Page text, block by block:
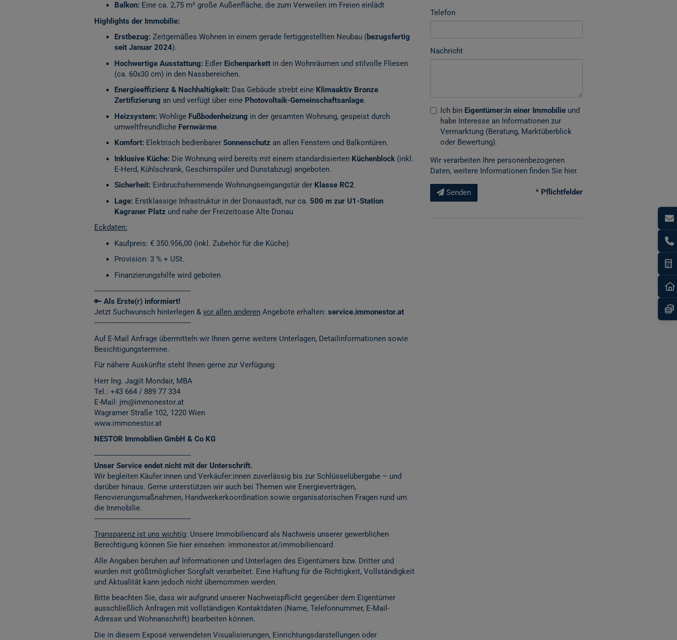
Balkon: Eine ca. 2,75 m² große Außenfläche, die zum Verweilen im Freien einlädt
Highlights der Immobilie:
Erstbezug: Zeitgemäßes Wohnen in einem gerade fertiggestellten Neubau (bezugsfertig
seit Januar 2024).
Hochwertige Ausstattung: Edler Eichenparkett in den Wohnräumen und stilvolle Fliesen
(ca. 60x30 cm) in den Nassbereichen.
Energieeffizienz & Nachhaltigkeit: Das Gebäude strebt eine Klimaaktiv Bronze
Zertifizierung an und verfügt über eine Photovoltaik-Gemeinschaftsanlage.
Heizsystem: Wohlige Fußbodenheizung in der gesamten Wohnung, gespeist durch
umweltfreundliche Fernwärme.
Komfort: Elektrisch bedienbarer Sonnenschutz an allen Fenstern und Balkontüren.
Inklusive Küche: Die Wohnung wird bereits mit einem standardisierten Küchenblock (inkl.
E-Herd, Kühlschrank, Geschirrspüler und Dunstabzug) angeboten.
Sicherheit: Einbruchshemmende Wohnungseingangstür der Klasse RC2.
Lage: Erstklassige Infrastruktur in der Donaustadt, nur ca. 500 m zur U1-Station
Kagraner Platz und nahe der Freizeitoase Alte Donau
Eckdaten:
Kaufpreis: € 350.956,00 (inkl. Zubehör für die Küche).
Provision: 3 % + USt.
Finanzierungshilfe wird geboten
------------------------------------------------
🔑 Als Erste(r) informiert!
Jetzt Suchwunsch hinterlegen & vor allen anderen Angebote erhalten: service.immonestor.at
------------------------------------------------
Auf E-Mail Anfrage übermitteln wir Ihnen gerne weitere Unterlagen, Detailinformationen sowie
Besichtigungstermine.
Für nähere Auskünfte steht Ihnen gerne zur Verfügung:
Herr Ing. Jagjit Mondair, MBA
Tel.: +43 664 / 889 77 334
E-Mail: jm@immonestor.at
Wagramer Straße 102, 1220 Wien
www.immonestor.at
NESTOR Immobilien GmbH & Co KG
------------------------------------------------
Unser Service endet nicht mit der Unterschrift.
Wir begleiten Käufer:innen und Verkäufer:innen zuverlässig bis zur Schlüsselübergabe – und
darüber hinaus. Gerne unterstützen wir auch bei Themen wie Energieverträgen,
Renovierungsmaßnahmen, Handwerkerkoordination sowie organisatorischen Fragen rund um
die Immobilie.
------------------------------------------------
Transparenz ist uns wichtig: Unsere Immobiliencard als Nachweis unserer gewerblichen
Berechtigung können Sie hier einsehen: immonestor.at/immobiliencard
Alle Angaben beruhen auf Informationen und Unterlagen des Eigentümers bzw. Dritter und
wurden mit größtmöglicher Sorgfalt verarbeitet. Eine Haftung für die Richtigkeit, Vollständigkeit
und Aktualität kann jedoch nicht übernommen werden.
Bitte beachten Sie, dass wir aufgrund unserer Nachweispflicht gegenüber dem Eigentümer
ausschließlich Anfragen mit vollständigen Kontaktdaten (Name, Telefonnummer, E-Mail-
Adresse und Wohnanschrift) bearbeiten können.
Die in diesem Exposé verwendeten Visualisierungen, Einrichtungsdarstellungen oder
Telefon
Nachricht
Ich bin Eigentümer:in einer Immobilieund
habe Interesse an Informationen zur
Vermarktung (Beratung, Marktüberblick
oder Bewertung).
Wir verarbeiten Ihre personenbezogenen
Daten, weitere Informationen finden Sie hier.
Senden * Pflichtfelder